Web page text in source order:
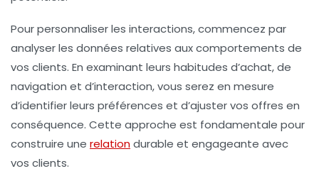
Pour personnaliser les interactions, commencez par
analyser les données relatives aux comportements de
vos clients. En examinant leurs habitudes d’achat, de
navigation et d’interaction, vous serez en mesure
d’identifier leurs préférences et d’ajuster vos offres en
conséquence. Cette approche est fondamentale pour
construire une relationdurable et engageante avec
vos clients.